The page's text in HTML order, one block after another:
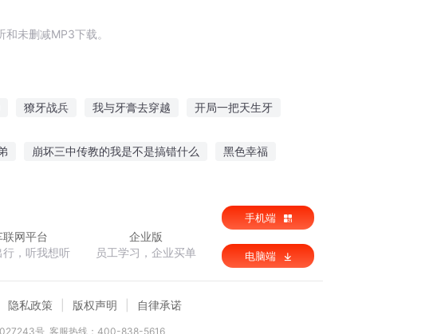
未删减MP3下载。
獠牙战兵 我与牙膏去穿越 开局一把天生牙
崩坏三中传教的我是不是搞错什么 黑色幸福
联网平台
行，听我想听
企业版
员工学习，企业买单
手机端
电脑端
隐私政策 版权声明 自律承诺
号 客服热线：400-838-5616